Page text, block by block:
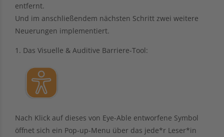
entfernt.
Und im anschließendem nächsten Schritt zwei weitere
Neuerungen implementiert.
1. Das Visuelle & Auditive Barriere-Tool:
Nach Klick auf dieses von Eye-Able entworfene Symbol
öffnet sich ein Pop-up-Menu über das jede*r Leser*in